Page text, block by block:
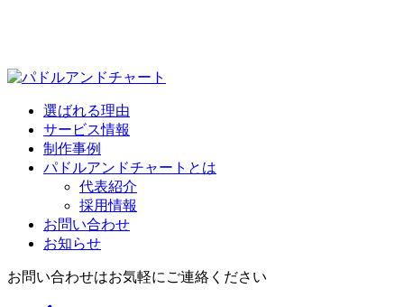
選ばれる理由
サービス情報
制作事例
パドルアンドチャートとは
代表紹介
採用情報
お問い合わせ
お知らせ
お問い合わせはお気軽にご連絡ください